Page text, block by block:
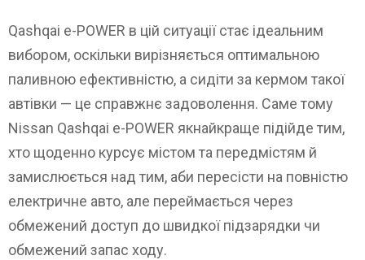
Qashqai e-POWER в цій ситуації стає ідеальним
вибором, оскільки вирізняється оптимальною
паливною ефективністю, а сидіти за кермом такої
автівки — це справжнє задоволення. Саме тому
Nissan Qashqai e-POWER якнайкраще підійде тим,
хто щоденно курсує містом та передмістям й
замислюється над тим, аби пересісти на повністю
електричне авто, але переймається через
обмежений доступ до швидкої підзарядки чи
обмежений запас ходу.